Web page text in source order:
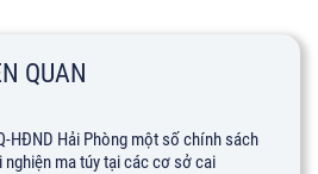
QUAN
HĐND Hải Phòng một số chính sách
ma túy tại các cơ sở cai